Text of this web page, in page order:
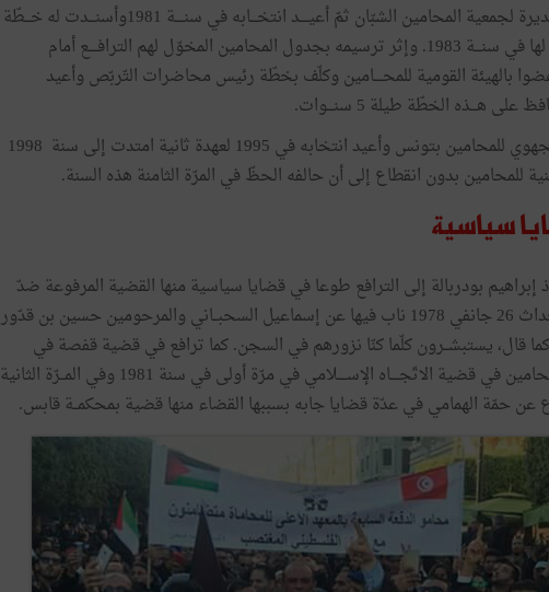
فقد انتخب في سنة 1979 عضوا بالهيئة المديرة لجمعية المحامين الشبّان ثمّ أعيــــد انتخـــابه في سنــــة 1981وأسنـــدت له خـــطّة
أمين عـــــام الجمعية قبل أن ينتخـــــب رئيسا لها في سنـــة 1983. وإثر ترسيمه بجدول المحامين المخوّل لهم الترافــــع أمام
في 8 ماي 1987 انتخب عضوا بالهيئة القومية للمحــــامين وكلّف بخطّة رئيس محاضرات التّربّص وأعيد
وانتخب في 5 جويلية 1992 رئيسا للفرع الجهوي للمحامين بتونس وأعيد انتخابه في 1995 لعهدة ثانية امتدت إلى سنة 1998
للمحامين بدون انقطاع إلى أن حالفه الحظّ في المرّة الثامنة هذه السنة.
سياسية
إبراهيم بودربالة إلى الترافع طوعا في قضايا سياسية منها القضية المرفوعة ضدّ
قياديّي الاتحاد العام التونسي للشغل إثر إحداث 26 جانفي 1978 ناب فيها عن إسماعيل السحبــاني والمرحومين حسين بن قدّور
قال، يستبشــرون كلّما كنّا نزورهم في السجن. كما ترافع في قضية قفصة في
جانفي 1980 كما توّلى النيابة عن زملائه المحامين في قضية الاتّجــــاه الإســــلامي في مرّة أولى في سنة 1981 وفي المــرّة الثانية